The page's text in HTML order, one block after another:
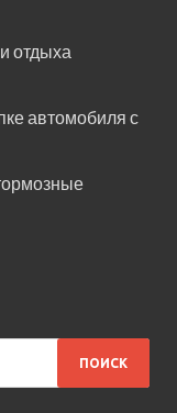
отдыха
автомобиля с